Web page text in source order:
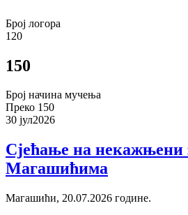
Број логора
120
150
Број начина мучења
Преко 150
30 јул2026
Сјећање на некажњени
Магашићима
Магашићи, 20.07.2026 године.